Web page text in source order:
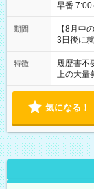
早番 7:00
と休みを
「でき
ね。 ※Wワーク希望の方へ 今ご覧のお仕事で希望する勤務時間
と、もう
合は応募
期間
【8月中
3日後に
特徴 履歴書不
上の大量
気になる！